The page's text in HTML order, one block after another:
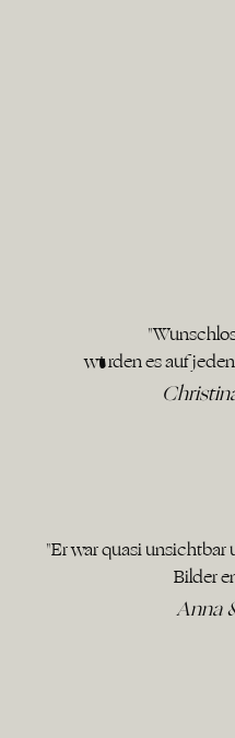
würden es auf
"Er war quasi
Bilder
Anna